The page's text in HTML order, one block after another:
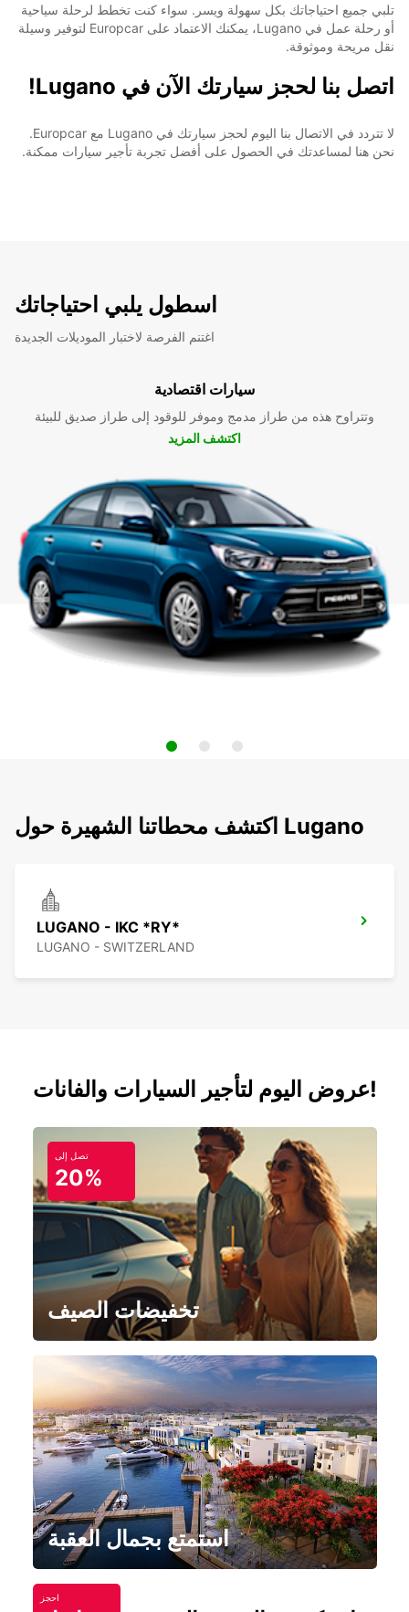
تلبي جميع احتياجاتك بكل سهولة ويسر. سواء كنت تخطط لرحلة سياحية
أو رحلة عمل في Lugano، يمكنك الاعتماد على Europcar لتوفير وسيلة
نقل مريحة وموثوقة.
اتصل بنا لحجز سيارتك الآن في Lugano!
لا تتردد في الاتصال بنا اليوم لحجز سيارتك في Lugano مع Europcar.
نحن هنا لمساعدتك في الحصول على أفضل تجربة تأجير سيارات ممكنة.
اسطول يلبي احتياجاتك
اغتنم الفرصة لاختبار الموديلات الجديدة
سيارات اقتصادية
وتتراوح هذه من طراز مدمج وموفر للوقود إلى طراز صديق للبيئة
اكتشف المزيد
اكتشف محطاتنا الشهيرة حول Lugano
LUGANO - IKC *RY*
LUGANO - SWITZERLAND
عروض اليوم لتأجير السيارات والفانات!
تصل إلى
20%
تخفيضات الصيف
استمتع بجمال العقبة
احجز